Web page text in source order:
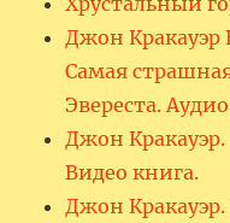
Джон Кракауэр
Самая
Эвереста.
Джон
Видео книга.
Джон